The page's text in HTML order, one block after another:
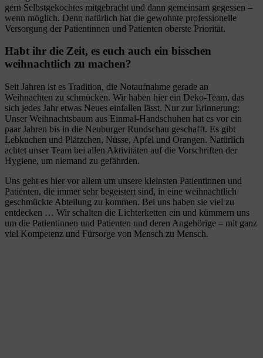
gern Selbstgekochtes mitgebracht und dann gemeinsam gegessen –
wenn möglich. Denn natürlich hat die gewohnte professionelle
Versorgung der Patientinnen und Patienten oberste Priorität.
Habt ihr die Zeit, es euch auch ein bisschen
weihnachtlich zu machen?
Seit Jahren ist es Tradition, die Notaufnahme gerade an
Weihnachten zu schmücken. Wir haben hier ein Deko-Team, das
sich jedes Jahr etwas Neues einfallen lässt. Nur zur Erinnerung:
Unser Weihnachtsbaum aus Einmal-Handschuhen hat es vor ein
paar Jahren bis in die Neuburger Rundschau geschafft. Es gibt
Lebkuchen und Plätzchen, Nüsse, Apfel und Orangen. Natürlich
achtet unser Team bei allen Aktivitäten auf die Vorschriften der
Hygiene, um niemand zu gefährden.
Uns geht es hier vor allem um unsere kleinsten Patientinnen und
Patienten, die immer sehr begeistert sind, in eine weihnachtlich
geschmückte Abteilung zu kommen. Bei uns haben sie viel zu
entdecken … Wir schalten die Lichterketten ein und kümmern uns
um die Patientinnen und Patienten und deren Angehörige – mit ganz
viel Kompetenz und Fürsorge von Mensch zu Mensch.